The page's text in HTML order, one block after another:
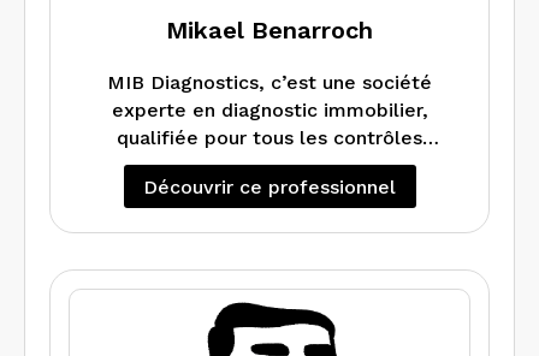
Mikael Benarroch
MIB Diagnostics, c’est une société
experte en diagnostic immobilier,
qualifiée pour tous les contrôles
techniques et énergétiques nécessaires
pour vendre et louer conformément à
plomb, risques de l’installation
électrique, DPE ou encore audit, tous
ces examens peuvent être confiés à
Découvrir ce professionnel